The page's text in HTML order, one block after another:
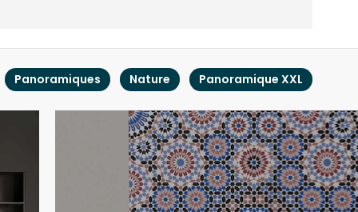
Panoramiques Nature Panoramique XXL